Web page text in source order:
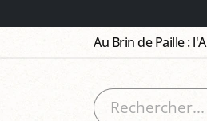
Au Brin de Paille :